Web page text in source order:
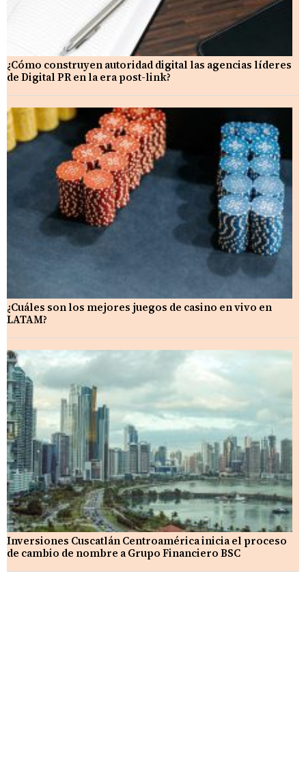
¿Cómo construyen autoridad digital las agencias líderes
de Digital PR en la era post-link?
¿Cuáles son los mejores juegos de casino en vivo en
LATAM?
Inversiones Cuscatlán Centroamérica inicia el proceso
de cambio de nombre a Grupo Financiero BSC